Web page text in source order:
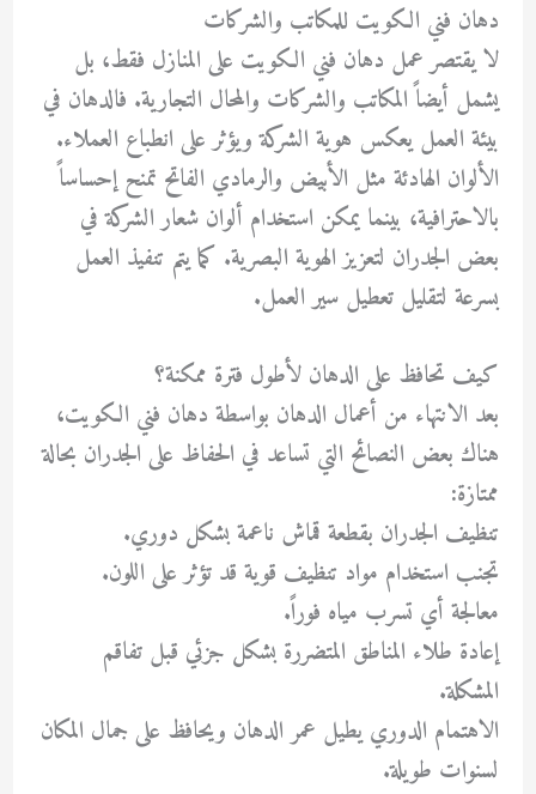
دهان فني الكويت للمكاتب والشركات
لا يقتصر عمل دهان فني الكويت على المنازل فقط، بل
يشمل أيضاً المكاتب والشركات والمحال التجارية. فالدهان في
بيئة العمل يعكس هوية الشركة ويؤثر على انطباع العملاء.
الألوان الهادئة مثل الأبيض والرمادي الفاتح تمنح إحساساً
بالاحترافية، بينما يمكن استخدام ألوان شعار الشركة في
بعض الجدران لتعزيز الهوية البصرية. كما يتم تنفيذ العمل
بسرعة لتقليل تعطيل سير العمل.
كيف تحافظ على الدهان لأطول فترة ممكنة؟
بعد الانتهاء من أعمال الدهان بواسطة دهان فني الكويت،
هناك بعض النصائح التي تساعد في الحفاظ على الجدران بحالة
ممتازة:
تنظيف الجدران بقطعة قماش ناعمة بشكل دوري.
تجنب استخدام مواد تنظيف قوية قد تؤثر على اللون.
معالجة أي تسرب مياه فوراً.
إعادة طلاء المناطق المتضررة بشكل جزئي قبل تفاقم
المشكلة.
الاهتمام الدوري يطيل عمر الدهان ويحافظ على جمال المكان
لسنوات طويلة.